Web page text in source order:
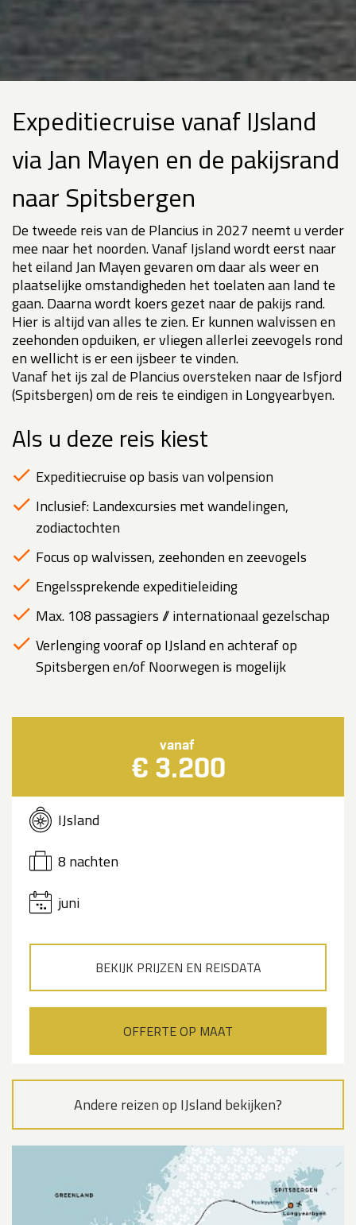
Expeditiecruise vanaf IJsland
via Jan Mayen en de pakijsrand
naar Spitsbergen
De tweede reis van de Plancius in 2027 neemt u verder
mee naar het noorden. Vanaf Ijsland wordt eerst naar
het eiland Jan Mayen gevaren om daar als weer en
plaatselijke omstandigheden het toelaten aan land te
gaan. Daarna wordt koers gezet naar de pakijs rand.
Hier is altijd van alles te zien. Er kunnen walvissen en
zeehonden opduiken, er vliegen allerlei zeevogels rond
en wellicht is er een ijsbeer te vinden.
Vanaf het ijs zal de Plancius oversteken naar de Isfjord
(Spitsbergen) om de reis te eindigen in Longyearbyen.
Als u deze reis kiest
Expeditiecruise op basis van volpension
Inclusief: Landexcursies met wandelingen,
zodiactochten
Focus op walvissen, zeehonden en zeevogels
Engelssprekende expeditieleiding
Max. 108 passagiers // internationaal gezelschap
Verlenging vooraf op IJsland en achteraf op
Spitsbergen en/of Noorwegen is mogelijk
vanaf
€ 3.200
IJsland
8 nachten
juni
BEKIJK PRIJZEN EN REISDATA
OFFERTE OP MAAT
Andere reizen op IJsland bekijken?